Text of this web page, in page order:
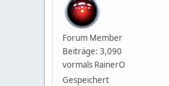
Forum Member
Beiträge: 3,090
vormals RainerO
Gespeichert